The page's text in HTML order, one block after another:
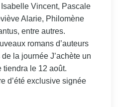
Vincent, Pascale
Alarie, Philomène
entre autres.
romans d’auteurs
la journée J’achète un
tiendra le 12 août.
d’été exclusive signée